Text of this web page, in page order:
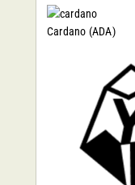
Cardano (ADA)